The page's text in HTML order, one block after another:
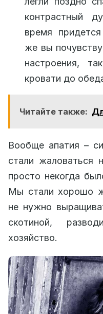
контрастный
время
же вы
настроения,
кровати до
Читайте также:
Вообще апатия –
стали жаловаться
просто некогда
Мы стали хорошо
не нужно
скотиной,
хозяйство.